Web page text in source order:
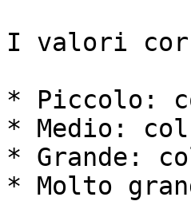
I valori
* Piccolo:
* Medio:
* Grande:
* Molto